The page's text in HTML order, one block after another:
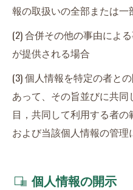
報の取扱いの全部または一
(2) 合併その他の事由によ
が提供される場合
(3) 個人情報を特定の者と
あって、その旨並びに共
目，共同して利用する者
および当該個人情報の管
個人情報の開示